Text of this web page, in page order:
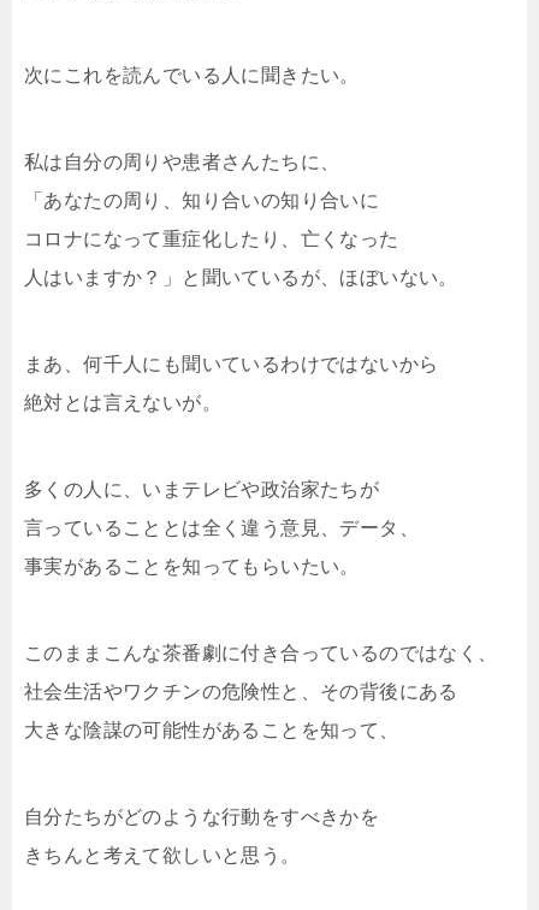
次にこれを読んでいる人に聞きたい。
私は自分の周りや患者さんたちに、
「あなたの周り、知り合いの知り合いに
コロナになって重症化したり、亡くなった
人はいますか？」と聞いているが、ほぼいない。
まあ、何千人にも聞いているわけではないから
絶対とは言えないが。
多くの人に、いまテレビや政治家たちが
言っていることとは全く違う意見、データ、
事実があることを知ってもらいたい。
このままこんな茶番劇に付き合っているのではなく、
社会生活やワクチンの危険性と、その背後にある
大きな陰謀の可能性があることを知って、
自分たちがどのような行動をすべきかを
きちんと考えて欲しいと思う。